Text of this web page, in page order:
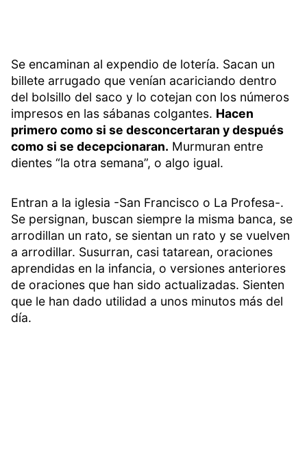
Se encaminan al expendio de lotería. Sacan un
billete arrugado que venían acariciando dentro
del bolsillo del saco y lo cotejan con los números
impresos en las sábanas colgantes. Hacen
primero como si se desconcertaran y después
como si se decepcionaran. Murmuran entre
dientes “la otra semana”, o algo igual.
Entran a la iglesia -San Francisco o La Profesa-.
Se persignan, buscan siempre la misma banca, se
arrodillan un rato, se sientan un rato y se vuelven
a arrodillar. Susurran, casi tatarean, oraciones
aprendidas en la infancia, o versiones anteriores
de oraciones que han sido actualizadas. Sienten
que le han dado utilidad a unos minutos más del
día.